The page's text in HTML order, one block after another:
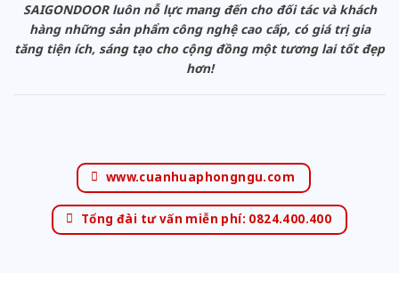
SAIGONDOOR luôn nỗ lực mang đến cho đối tác và khách
hàng những sản phẩm công nghệ cao cấp, có giá trị gia
tăng tiện ích, sáng tạo cho cộng đồng một tương lai tốt đẹp
hơn!
www.cuanhuaphongngu.com
Tổng đài tư vấn miễn phí: 0824.400.400